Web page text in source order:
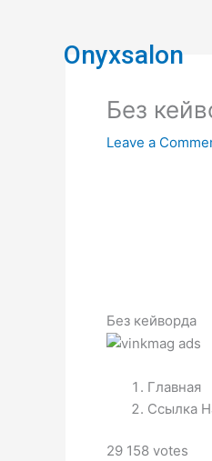
Onyxsalon
Без
Leave a
Без кейворда
Главная
Ссылка
29 158 votes